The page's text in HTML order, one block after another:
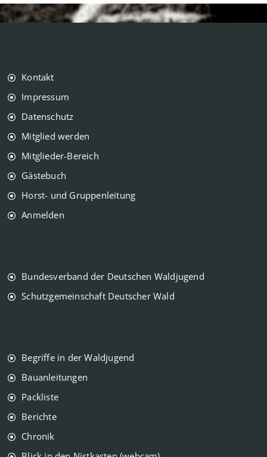
Kontakt
Impressum
Datenschutz
Mitglied werden
Mitglieder-Bereich
Gästebuch
Horst- und Gruppenleitung
Anmelden
Bundesverband der Deutschen Waldjugend
Schutzgemeinschaft Deutscher Wald
Begriffe in der Waldjugend
Bauanleitungen
Packliste
Berichte
Chronik